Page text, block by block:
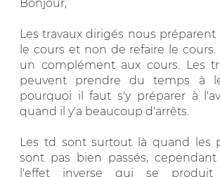
Bonjour,
Les travaux dirigés nous
le cours et non de refaire le
un complément aux cours. Les
peuvent prendre du temps à
pourquoi il faut s'y préparer à
quand il y'a beaucoup d'arrêts.
Les td sont surtout là quand les
sont pas bien passés,
l'effet inverse qui se